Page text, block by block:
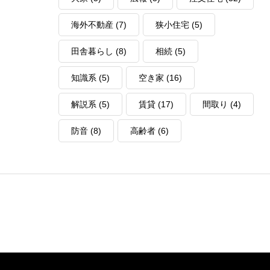
海外不動産 (7) 狭小住宅 (5)
田舎暮らし (8) 相続 (5)
知識系 (5) 空き家 (16)
解説系 (5) 賃貸 (17) 間取り (4)
防音 (8) 高齢者 (6)